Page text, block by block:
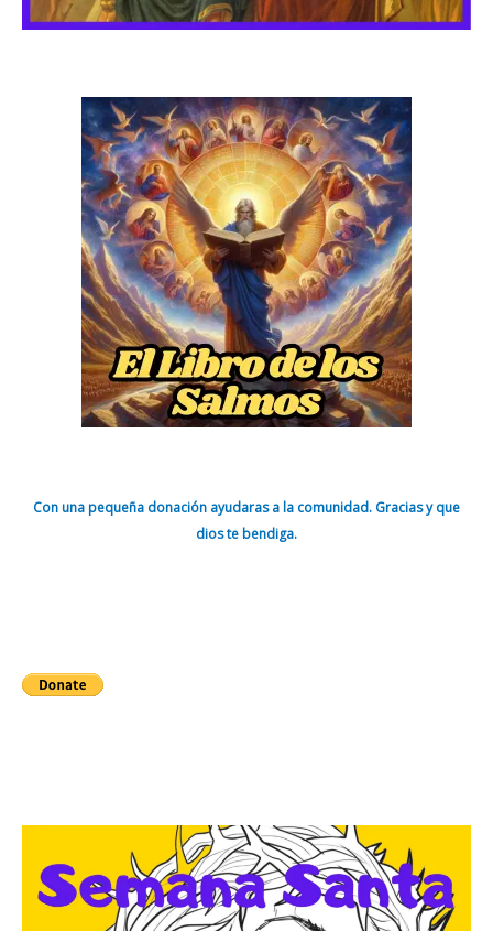
Con una pequeña donación ayudaras a la comunidad. Gracias y que
dios te bendiga.